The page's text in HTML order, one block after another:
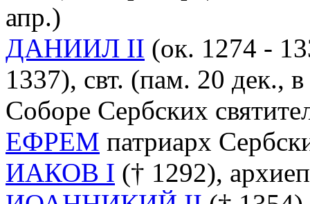
апр.)
ДАНИИЛ II (ок. 1274 -
1337), свт. (пам. 20 дек.,
Соборе Сербских
ЕФРЕМ патриарх
ИАКОВ I († 1292),